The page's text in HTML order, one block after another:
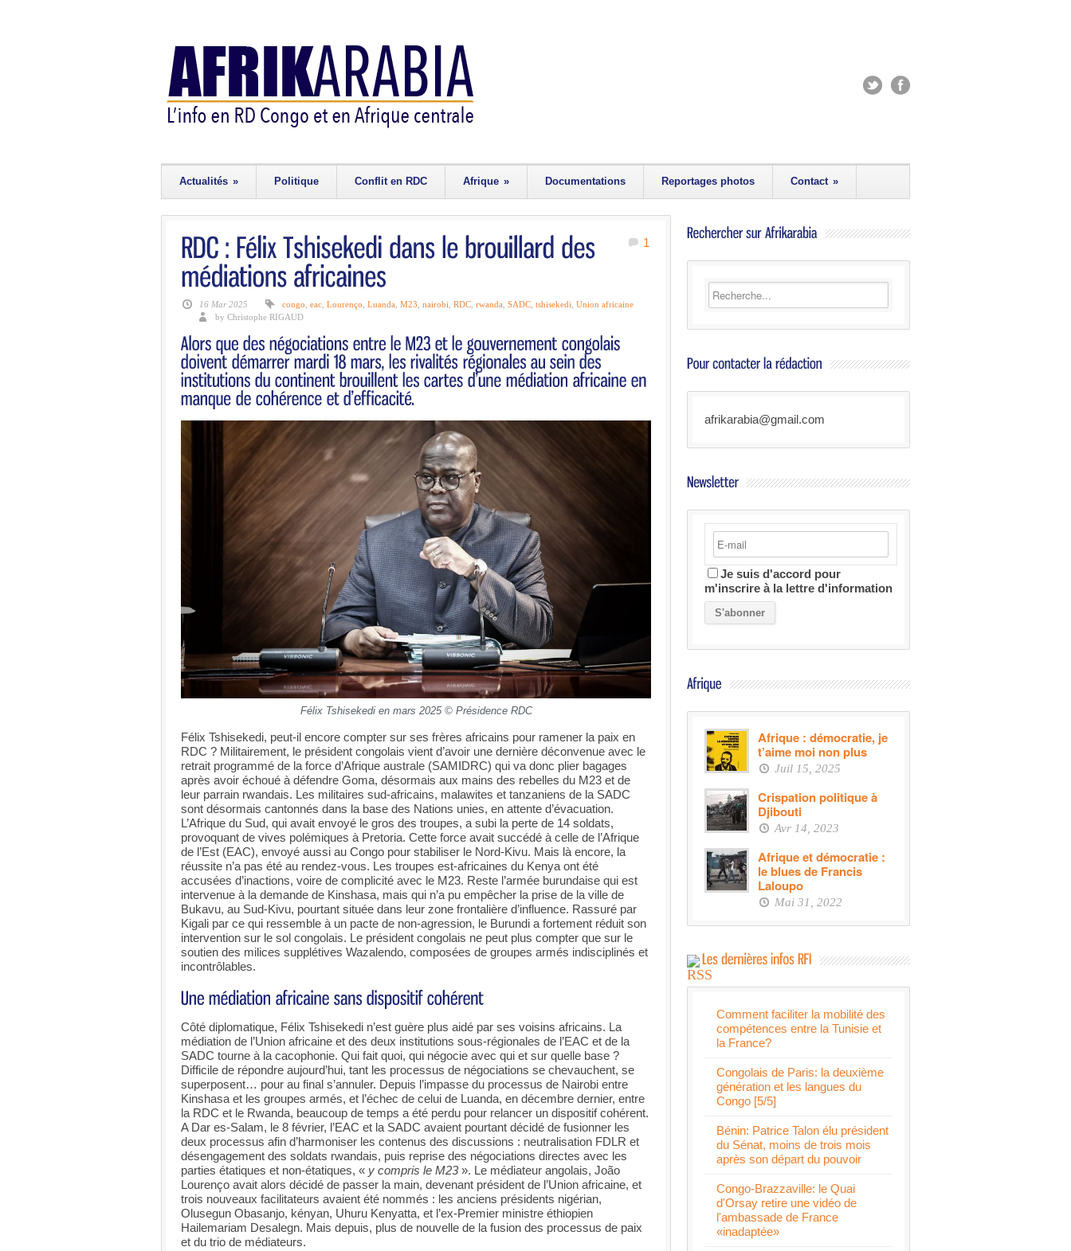
Actualités » Politique Conflit en RDC Afrique » Documentations Reportages photos Contact »
1
16 Mar 2025 congo eac Lourenço Luanda M23 nairobi RDC rwanda SADC tshisekedi Union africaine
by Christophe RIGAUD
Félix Tshisekedi en mars 2025 © Présidence RDC
Félix Tshisekedi, peut-il encore compter sur ses frères africains pour ramener la paix en
RDC ? Militairement, le président congolais vient d’avoir une dernière déconvenue avec le
retrait programmé de la force d’Afrique australe (SAMIDRC) qui va donc plier bagages
après avoir échoué à défendre Goma, désormais aux mains des rebelles du M23 et de
leur parrain rwandais. Les militaires sud-africains, malawites et tanzaniens de la SADC
sont désormais cantonnés dans la base des Nations unies, en attente d’évacuation.
L’Afrique du Sud, qui avait envoyé le gros des troupes, a subi la perte de 14 soldats,
provoquant de vives polémiques à Pretoria. Cette force avait succédé à celle de l’Afrique
de l’Est (EAC), envoyé aussi au Congo pour stabiliser le Nord-Kivu. Mais là encore, la
réussite n’a pas été au rendez-vous. Les troupes est-africaines du Kenya ont été
accusées d’inactions, voire de complicité avec le M23. Reste l’armée burundaise qui est
intervenue à la demande de Kinshasa, mais qui n’a pu empêcher la prise de la ville de
Bukavu, au Sud-Kivu, pourtant située dans leur zone frontalière d’influence. Rassuré par
Kigali par ce qui ressemble à un pacte de non-agression, le Burundi a fortement réduit son
intervention sur le sol congolais. Le président congolais ne peut plus compter que sur le
soutien des milices supplétives Wazalendo, composées de groupes armés indisciplinés et
incontrôlables.
Côté diplomatique, Félix Tshisekedi n’est guère plus aidé par ses voisins africains. La
médiation de l’Union africaine et des deux institutions sous-régionales de l’EAC et de la
SADC tourne à la cacophonie. Qui fait quoi, qui négocie avec qui et sur quelle base ?
Difficile de répondre aujourd’hui, tant les processus de négociations se chevauchent, se
superposent… pour au final s’annuler. Depuis l’impasse du processus de Nairobi entre
Kinshasa et les groupes armés, et l’échec de celui de Luanda, en décembre dernier, entre
la RDC et le Rwanda, beaucoup de temps a été perdu pour relancer un dispositif cohérent.
A Dar es-Salam, le 8 février, l’EAC et la SADC avaient pourtant décidé de fusionner les
deux processus afin d’harmoniser les contenus des discussions : neutralisation FDLR et
désengagement des soldats rwandais, puis reprise des négociations directes avec les
parties étatiques et non-étatiques, « y compris le M23». Le médiateur angolais, João
Lourenço avait alors décidé de passer la main, devenant président de l’Union africaine, et
trois nouveaux facilitateurs avaient été nommés : les anciens présidents nigérian,
Olusegun Obasanjo, kényan, Uhuru Kenyatta, et l’ex-Premier ministre éthiopien
Hailemariam Desalegn. Mais depuis, plus de nouvelle de la fusion des processus de paix
et du trio de médiateurs.
afrikarabia@gmail.com
Je suis d'accord pour
m'inscrire à la lettre d'information
Afrique : démocratie, je
t’aime moi non plus
Juil 15, 2025
Crispation politique à
Djibouti
Avr 14, 2023
Afrique et démocratie :
le blues de Francis
Laloupo
Mai 31, 2022
Comment faciliter la mobilité des
compétences entre la Tunisie et
la France?
Congolais de Paris: la deuxième
génération et les langues du
Congo [5/5]
Bénin: Patrice Talon élu président
du Sénat, moins de trois mois
après son départ du pouvoir
Congo-Brazzaville: le Quai
d'Orsay retire une vidéo de
l'ambassade de France
«inadaptée»